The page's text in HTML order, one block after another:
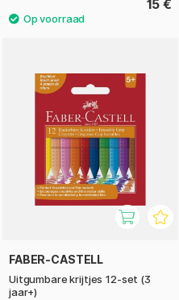
15 €
FABER-CASTELL
Uitgumbare krijtjes 12-set (3
jaar+)